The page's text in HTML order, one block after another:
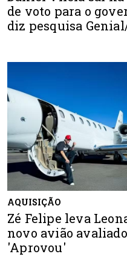
de voto para o
diz pesquisa
AQUISIÇÃO
Zé Felipe leva
novo avião
'Aprovou'